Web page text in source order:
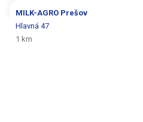
MILK-AGRO Prešov
Hlavná 47
1 km